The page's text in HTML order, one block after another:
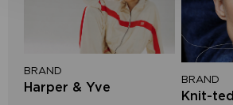
BRAND
Harper & Yve
BRAND
Knit-ted